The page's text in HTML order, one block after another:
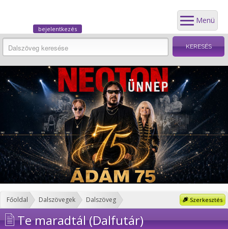
Menü
bejelentkezés
Szerkesztés
Főoldal Dalszövegek Dalszöveg
Te maradtál (Dalfutár)